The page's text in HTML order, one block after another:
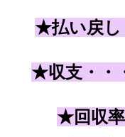
★払い戻し
★収支・・
★回収